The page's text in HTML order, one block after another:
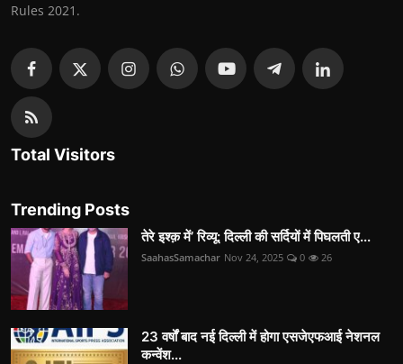
Rules 2021.
Total Visitors
Trending Posts
तेरे इश्क़ में’ रिव्यू: दिल्ली की सर्दियों में पिघलती ए...
SaahasSamachar Nov 24, 2025 0 26
23 वर्षों बाद नई दिल्ली में होगा एसजेएफआई नेशनल
कन्वेंश...